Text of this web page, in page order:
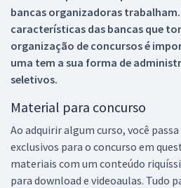
bancas organizadoras trabalham.
características das bancas que
organização de concursos é
uma tem a sua forma de
seletivos.
Material para concurso
Ao adquirir algum curso, você
exclusivos para o concurso em
materiais com um conteúdo
para download e videoaulas. Tudo